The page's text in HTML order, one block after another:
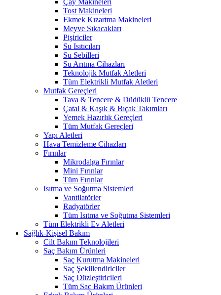
Çay Makineleri
Tost Makineleri
Ekmek Kızartma Makineleri
Meyve Sıkacakları
Pişiriciler
Su Isıtıcıları
Su Sebilleri
Su Arıtma Cihazları
Teknolojik Mutfak Aletleri
Tüm Elektrikli Mutfak Aletleri
Mutfak Gereçleri
Tava & Tencere & Düdüklü Tencere
Çatal & Kaşık & Bıçak Takımları
Yemek Hazırlık Gereçleri
Tüm Mutfak Gereçleri
Yapı Aletleri
Hava Temizleme Cihazları
Fırınlar
Mikrodalga Fırınlar
Mini Fırınlar
Tüm Fırınlar
Isıtma ve Soğutma Sistemleri
Vantilatörler
Radyatörler
Tüm Isıtma ve Soğutma Sistemleri
Tüm Elektrikli Ev Aletleri
Sağlık-Kişisel Bakım
Cilt Bakım Teknolojileri
Saç Bakım Ürünleri
Saç Kurutma Makineleri
Saç Şekillendiriciler
Saç Düzleştiricileri
Tüm Saç Bakım Ürünleri